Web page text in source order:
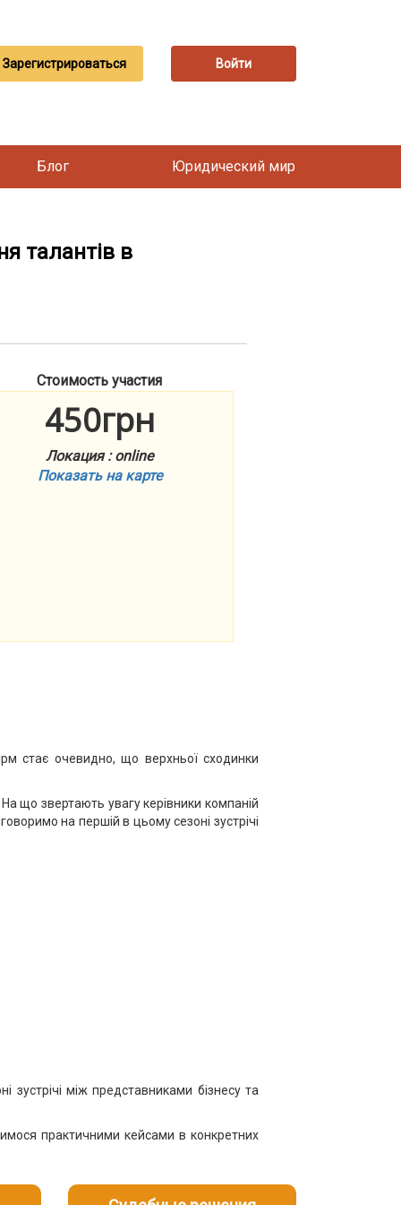
Зарегистрироваться Войти
Блог Юридический мир
талантів в
Стоимость участия
450грн
Локация : online
Показать на карте
стає очевидно, що верхньої сходинки
що звертають увагу керівники компаній
на першій в цьому сезоні зустрічі
між представниками бізнесу та
практичними кейсами в конкретних